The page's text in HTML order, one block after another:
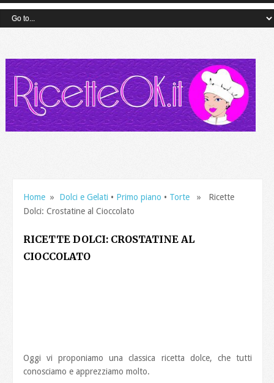
Home » Dolci e Gelati • Primo piano • Torte » Ricette
Dolci: Crostatine al Cioccolato
RICETTE DOLCI: CROSTATINE AL
CIOCCOLATO
Oggi vi proponiamo una classica ricetta dolce, che tutti
conosciamo e apprezziamo molto.